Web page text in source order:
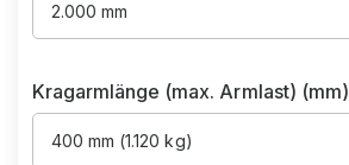
2.000 mm
Kragarmlänge (max. Armlast) (mm)
400 mm (1.120 kg)